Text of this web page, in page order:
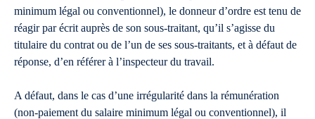
minimum légal ou conventionnel), le donneur d’ordre est tenu de
réagir par écrit auprès de son sous-traitant, qu’il s’agisse du
titulaire du contrat ou de l’un de ses sous-traitants, et à défaut de
réponse, d’en référer à l’inspecteur du travail.
A défaut, dans le cas d’une irrégularité dans la rémunération
(non-paiement du salaire minimum légal ou conventionnel), il